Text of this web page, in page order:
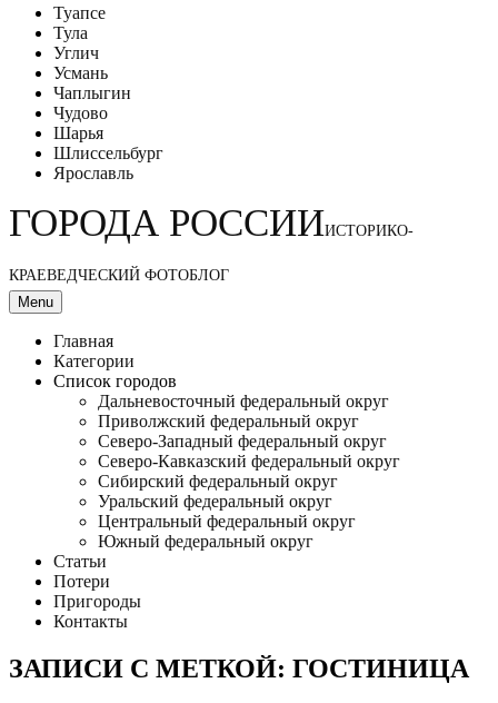
Туапсе
Тула
Углич
Усмань
Чаплыгин
Чудово
Шарья
Шлиссельбург
Ярославль
ГОРОДА РОССИИИСТОРИКО-
КРАЕВЕДЧЕСКИЙ ФОТОБЛОГ
Menu
Главная
Категории
Список городов
Дальневосточный федеральный округ
Приволжский федеральный округ
Северо-Западный федеральный округ
Северо-Кавказский федеральный округ
Сибирский федеральный округ
Уральский федеральный округ
Центральный федеральный округ
Южный федеральный округ
Статьи
Потери
Пригороды
Контакты
ЗАПИСИ С МЕТКОЙ: ГОСТИНИЦА